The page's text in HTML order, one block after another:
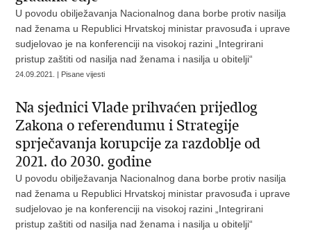
U povodu obilježavanja Nacionalnog dana borbe protiv nasilja
nad ženama u Republici Hrvatskoj ministar pravosuđa i uprave
sudjelovao je na konferenciji na visokoj razini „Integrirani
pristup zaštiti od nasilja nad ženama i nasilja u obitelji“
24.09.2021. | Pisane vijesti
Na sjednici Vlade prihvaćen prijedlog
Zakona o referendumu i Strategije
sprječavanja korupcije za razdoblje od
2021. do 2030. godine
U povodu obilježavanja Nacionalnog dana borbe protiv nasilja
nad ženama u Republici Hrvatskoj ministar pravosuđa i uprave
sudjelovao je na konferenciji na visokoj razini „Integrirani
pristup zaštiti od nasilja nad ženama i nasilja u obitelji“